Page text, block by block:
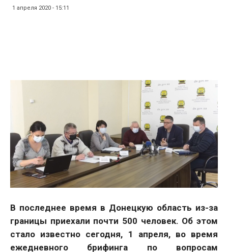
1 апреля 2020 - 15:11
В последнее время в Донецкую область из-за
границы приехали почти 500 человек. Об этом
стало известно сегодня, 1 апреля, во время
ежедневного брифинга по вопросам